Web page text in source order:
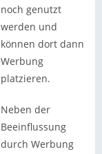
noch genutzt
werden und
können dort dann
Werbung
platzieren.
Neben der
Beeinflussung
durch Werbung